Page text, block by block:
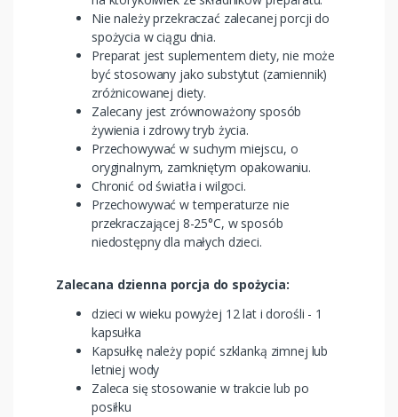
Nie należy przekraczać zalecanej porcji do
spożycia w ciągu dnia.
Preparat jest suplementem diety, nie może
być stosowany jako substytut (zamiennik)
zróżnicowanej diety.
Zalecany jest zrównoważony sposób
żywienia i zdrowy tryb życia.
Przechowywać w suchym miejscu, o
oryginalnym, zamkniętym opakowaniu.
Chronić od światła i wilgoci.
Przechowywać w temperaturze nie
przekraczającej 8-25°C, w sposób
niedostępny dla małych dzieci.
Zalecana dzienna porcja do spożycia:
dzieci w wieku powyżej 12 lat i dorośli - 1
kapsułka
Kapsułkę należy popić szklanką zimnej lub
letniej wody
Zaleca się stosowanie w trakcie lub po
posiłku